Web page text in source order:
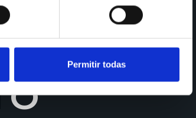
Permitir todas